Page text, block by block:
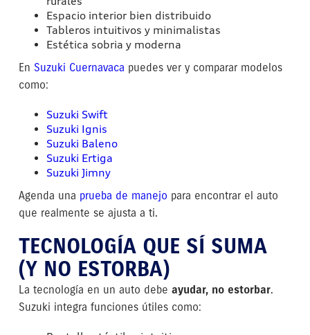
Espacio interior bien distribuido
Tableros intuitivos y minimalistas
Estética sobria y moderna
En Suzuki Cuernavaca puedes ver y comparar modelos
como:
Suzuki Swift
Suzuki Ignis
Suzuki Baleno
Suzuki Ertiga
Suzuki Jimny
Agenda una prueba de manejo para encontrar el auto
que realmente se ajusta a ti.
TECNOLOGÍA QUE SÍ SUMA
(Y NO ESTORBA)
La tecnología en un auto debe ayudar, no estorbar.
Suzuki integra funciones útiles como: